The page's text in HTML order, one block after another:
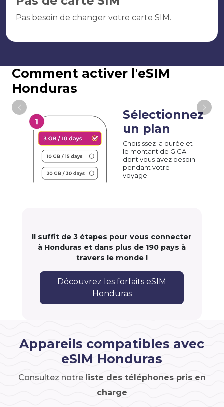
Pas besoin de changer votre carte SIM.
Comment activer l'eSIM
Honduras
Sélectionnez
un plan
Choisissez la durée et
le montant de GIGA
dont vous avez besoin
pendant votre
voyage
Il suffit de 3 étapes pour vous connecter
à Honduras et dans plus de 190 pays à
travers le monde !
Découvrez les forfaits eSIM
Honduras
Appareils compatibles avec
eSIM Honduras
Consultez notre liste des téléphones pris en
charge